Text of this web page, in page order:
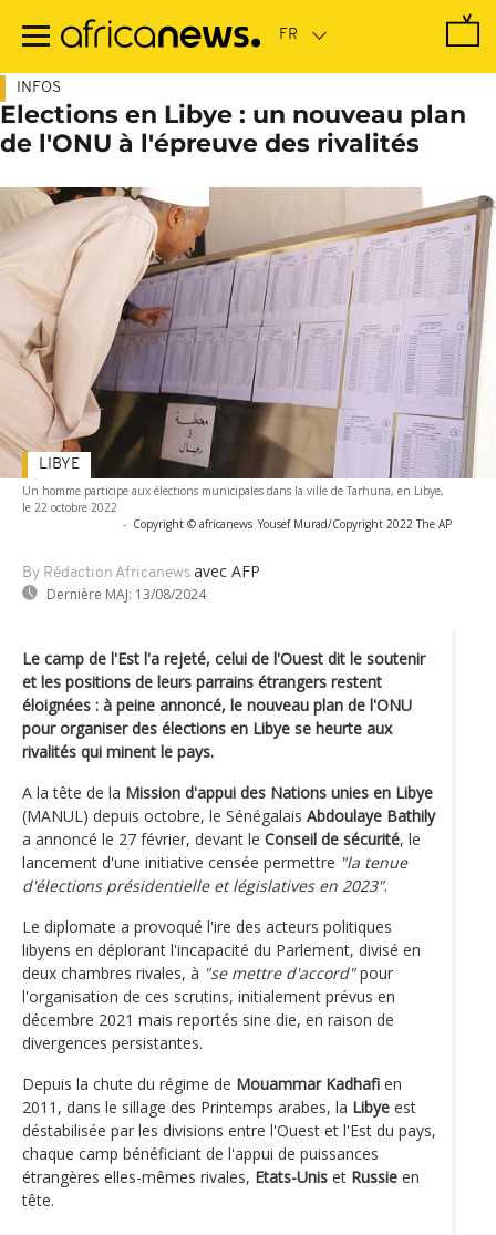
contenu
INFOS
Elections en Libye : un nouveau plan
de l'ONU à l'épreuve des rivalités
Un homme participe aux élections municipales dans la ville de Tarhuna, en Libye,
le 22 octobre 2022
- Copyright © africanews Yousef Murad/Copyright 2022 The AP
By Rédaction Africanews avec AFP
Dernière MAJ: 13/08/2024
LIBYE
Le camp de l'Est l'a rejeté, celui de l'Ouest dit le soutenir
et les positions de leurs parrains étrangers restent
éloignées : à peine annoncé, le nouveau plan de l'ONU
pour organiser des élections en Libye se heurte aux
rivalités qui minent le pays.
A la tête de la Mission d'appui des Nations unies en Libye
(MANUL) depuis octobre, le Sénégalais Abdoulaye Bathily
a annoncé le 27 février, devant le Conseil de sécurité, le
lancement d'une initiative censée permettre "la tenue
d'élections présidentielle et législatives en 2023".
Le diplomate a provoqué l'ire des acteurs politiques
libyens en déplorant l'incapacité du Parlement, divisé en
deux chambres rivales, à "se mettre d'accord"pour
l'organisation de ces scrutins, initialement prévus en
décembre 2021 mais reportés sine die, en raison de
divergences persistantes.
Depuis la chute du régime de Mouammar Kadhafi en
2011, dans le sillage des Printemps arabes, la Libye est
déstabilisée par les divisions entre l'Ouest et l'Est du pays,
chaque camp bénéficiant de l'appui de puissances
étrangères elles-mêmes rivales, Etats-Unis et Russie en
tête.